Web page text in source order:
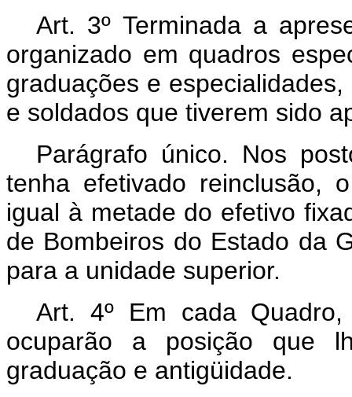
Art. 3º Terminada a
organizado em quadros
graduações e
e soldados que tiverem sido
Parágrafo único. Nos
tenha efetivado reinclusão,
igual à metade do efetivo
de Bombeiros do Estado da
para a unidade superior.
Art. 4º Em cada
ocuparão a posição que
graduação e antigüidade.